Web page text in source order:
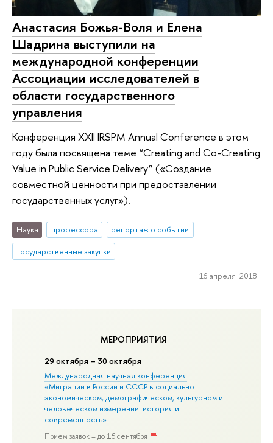
МЕРОПРИЯТИЯ
29 октября – 30 октября
Международная научная конференция
«Миграции в Росcии и СССР в социально-
экономическом, демографическом, культурном и
человеческом измерении: история и
современность»
Прием заявок – до 15 сентября
Анастасия Божья-Воля и Елена
Шадрина выступили на
международной конференции
Ассоциации исследователей в
области государственного
управления
Конференция XXII IRSPM Annual Conference в этом
году была посвящена теме “Creating and Co-Creating
Value in Public Service Delivery” («Создание
совместной ценности при предоставлении
государственных услуг»).
Наука профессора
репортаж о событии
государственные закупки
16 апреля 2018